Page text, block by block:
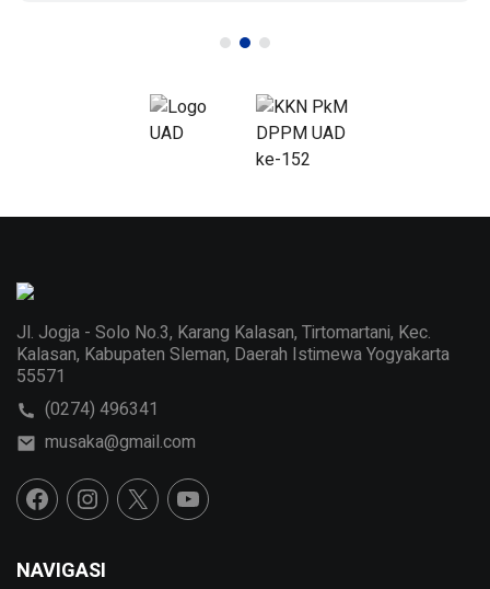
Jl. Jogja - Solo No.3, Karang Kalasan, Tirtomartani, Kec.
Kalasan, Kabupaten Sleman, Daerah Istimewa Yogyakarta
55571
(0274) 496341
musaka@gmail.com
NAVIGASI